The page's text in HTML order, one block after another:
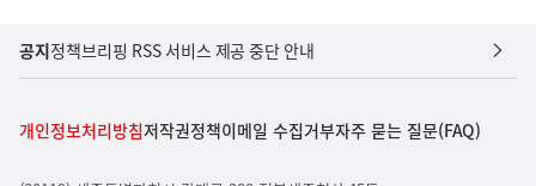
공지정책브리핑 RSS 서비스 제공 중단 안내
개인정보처리방침저작권정책이메일 수집거부자주 묻는 질문(FAQ)